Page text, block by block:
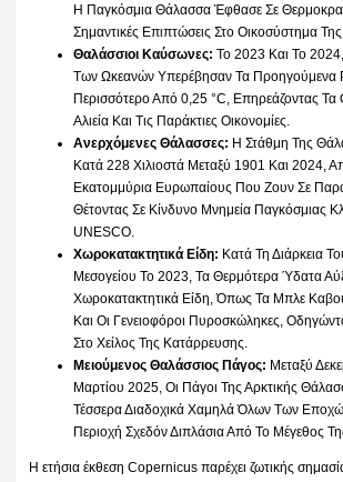
Η Παγκόσμια Θάλασσα Έφθασε Σε
Σημαντικές Επιπτώσεις Στο Οικοσύστημα
Θαλάσσιοι Καύσωνες: Το 2023 Και Το
Των Ωκεανών Υπερέβησαν Τα Προηγούμενα
Περισσότερο Από 0,25 °C, Επηρεάζοντας Τα
Αλιεία Και Τις Παράκτιες Οικονομίες.
Ανερχόμενες Θάλασσες: Η Στάθμη Της
Κατά 228 Χιλιοστά Μεταξύ 1901 Και 2024,
Εκατομμύρια Ευρωπαίους Που Ζουν Σε
Θέτοντας Σε Κίνδυνο Μνημεία Παγκόσμιας
UNESCO.
Χωροκατακτητικά Είδη: Κατά Τη Διάρκεια
Μεσογείου Το 2023, Τα Θερμότερα Ύδατα
Χωροκατακτητικά Είδη, Όπως Τα Μπλε
Και Οι Γενειοφόροι Πυροσκώληκες,
Στο Χείλος Της Κατάρρευσης.
Μειούμενος Θαλάσσιος Πάγος: Μεταξύ
Μαρτίου 2025, Οι Πάγοι Της Αρκτικής
Τέσσερα Διαδοχικά Χαμηλά Όλων Των
Περιοχή Σχεδόν Διπλάσια Από Το Μέγεθος
Η ετήσια έκθεση Copernicus παρέχει ζωτικής